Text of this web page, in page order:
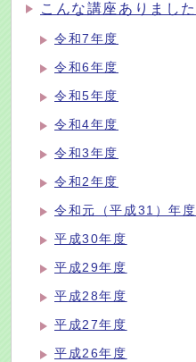
こんな講座ありました
令和7年度
令和6年度
令和5年度
令和4年度
令和3年度
令和2年度
令和元（平成31）年度
平成30年度
平成29年度
平成28年度
平成27年度
平成26年度